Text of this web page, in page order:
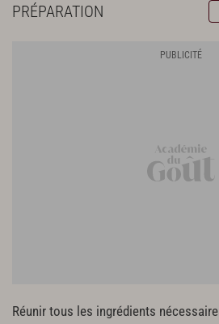
PRÉPARATION
Réunir tous les ingrédients